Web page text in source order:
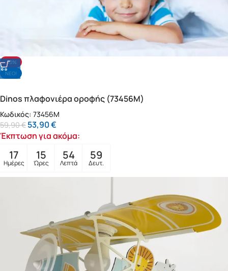
-10%
NΕΟ!
Dinos πλαφονιέρα οροφής (73456M)
Κωδικός: 73456M
59,90€ 53,90€
Έκπτωση για ακόμα:
17
Ημέρες
15
Ώρες
54
Λεπτά
57
Δευτ.